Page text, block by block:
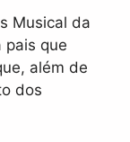
Musical da
pais que
além de
dos